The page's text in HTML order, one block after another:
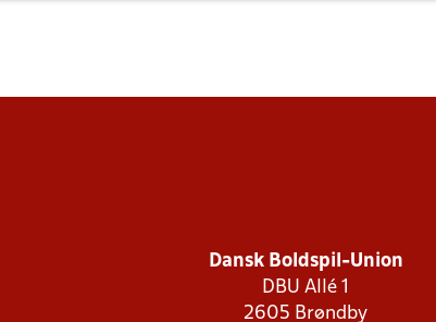
Dansk Boldspil-Union
DBU Allé 1
2605 Brøndby